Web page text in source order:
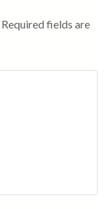
Required fields are